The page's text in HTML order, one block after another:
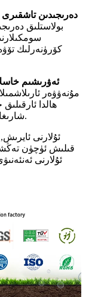
دەرىجىدىن تاشقىرى
بولاستلىق
كۆرۈنەرلىك
ئەۋرىشىم
مۇنەۋۋەر
ھالدا
شارىغا كۆڭۈل بۆلۈشىگە كاپالەتلىك قىلىش كېرەك.
ئۇلارنى
قىلىش ئۈچۈن
ئۇلارنى